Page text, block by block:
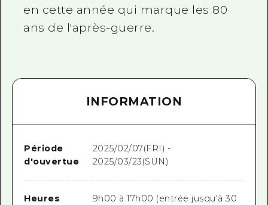
en cette année qui marque les 80
ans de l'après-guerre.
INFORMATION
Période
d'ouvertue
2025/02/07(FRI) -
2025/03/23(SUN)
Heures
9h00 à 17h00 (entrée jusqu'à 30